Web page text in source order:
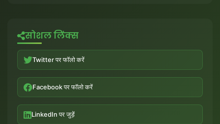
सोशल लिंक्स
Twitter पर फॉलो करें
Facebook पर फॉलो करें
LinkedIn पर जुड़ें